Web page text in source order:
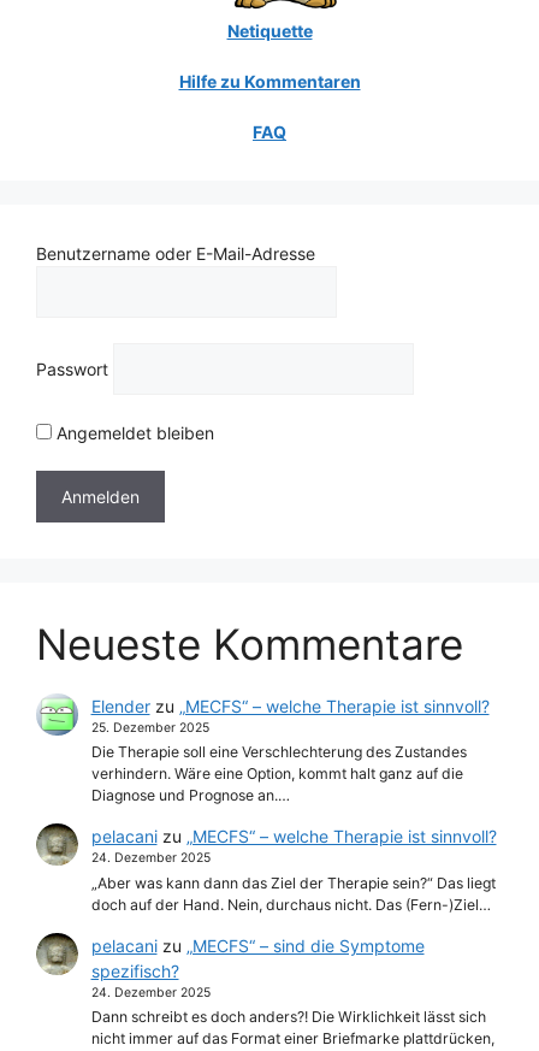
Netiquette
Hilfe zu Kommentaren
FAQ
Benutzername oder E-Mail-Adresse
Passwort
Angemeldet bleiben
Neueste Kommentare
Elenderzu „MECFS“ – welche Therapie ist sinnvoll?
25. Dezember 2025
Die Therapie soll eine Verschlechterung des Zustandes
verhindern. Wäre eine Option, kommt halt ganz auf die
Diagnose und Prognose an.…
pelacanizu „MECFS“ – welche Therapie ist sinnvoll?
24. Dezember 2025
„Aber was kann dann das Ziel der Therapie sein?“ Das liegt
doch auf der Hand. Nein, durchaus nicht. Das (Fern-)Ziel…
pelacanizu „MECFS“ – sind die Symptome
spezifisch?
24. Dezember 2025
Dann schreibt es doch anders?! Die Wirklichkeit lässt sich
nicht immer auf das Format einer Briefmarke plattdrücken,